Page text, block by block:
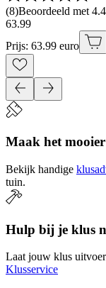
(8)Beoordeeld met
63.99
Prijs: 63.99 euro
Maak het mooier
Bekijk handige
tuin.
Hulp bij je klus
Laat jouw klus
Klusservice